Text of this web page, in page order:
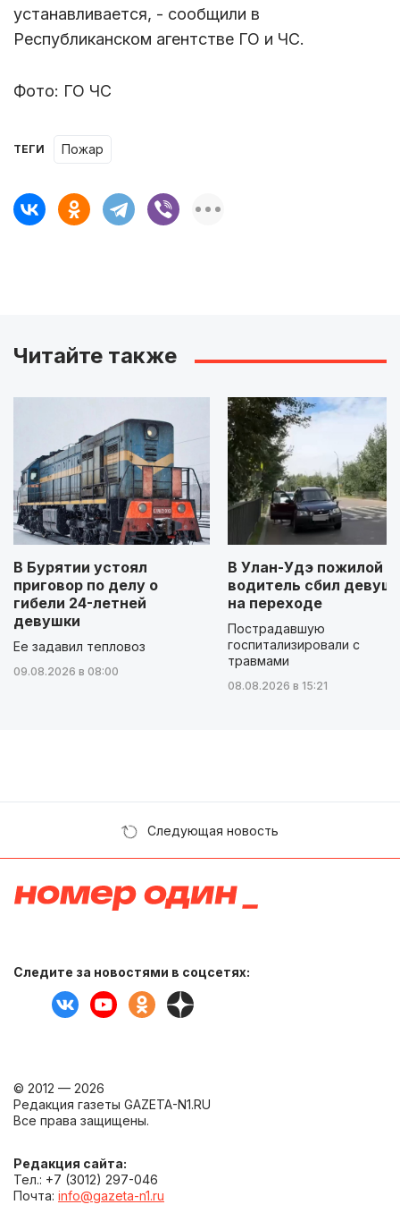
устанавливается, - сообщили в
Республиканском агентстве ГО и ЧС.
Фото: ГО ЧС
ТЕГИ пожар
Читайте также
В Бурятии устоял
приговор по делу о
гибели 24-летней
девушки
Ее задавил тепловоз
09.08.2026 в 08:00
В Улан-Удэ пожилой
водитель сбил
на переходе
Пострадавшую
госпитализировали с
травмами
08.08.2026 в 15:21
Следующая новость
Следите за новостями в соцсетях:
© 2012 — 2026
Редакция газеты GAZETA-N1.RU
Все права защищены.
Редакция сайта:
Тел.: +7 (3012) 297-046
Почта: info@gazeta-n1.ru